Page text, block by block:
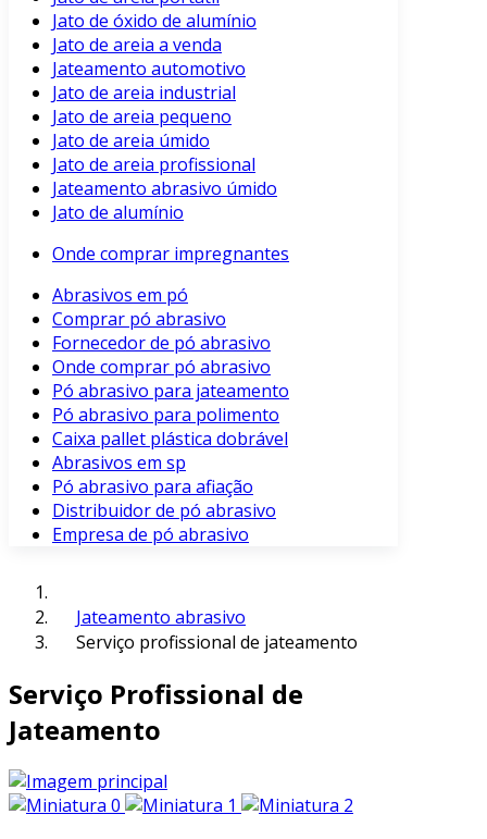
Jato de óxido de alumínio
Jato de areia a venda
Jateamento automotivo
Jato de areia industrial
Jato de areia pequeno
Jato de areia úmido
Jato de areia profissional
Jateamento abrasivo úmido
Jato de alumínio
Onde comprar impregnantes
Abrasivos em pó
Comprar pó abrasivo
Fornecedor de pó abrasivo
Onde comprar pó abrasivo
Pó abrasivo para jateamento
Pó abrasivo para polimento
Caixa pallet plástica dobrável
Abrasivos em sp
Pó abrasivo para afiação
Distribuidor de pó abrasivo
Empresa de pó abrasivo
Jateamento abrasivo
Serviço profissional de jateamento
Serviço Profissional de
Jateamento